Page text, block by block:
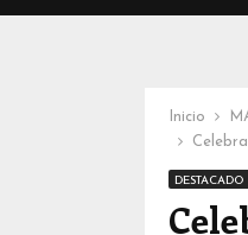
Inicio
DESTACADO